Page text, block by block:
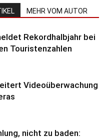
MEHR VOM AUTOR
Rekordhalbjahr bei
Touristenzahlen
Videoüberwachung
nicht zu baden: